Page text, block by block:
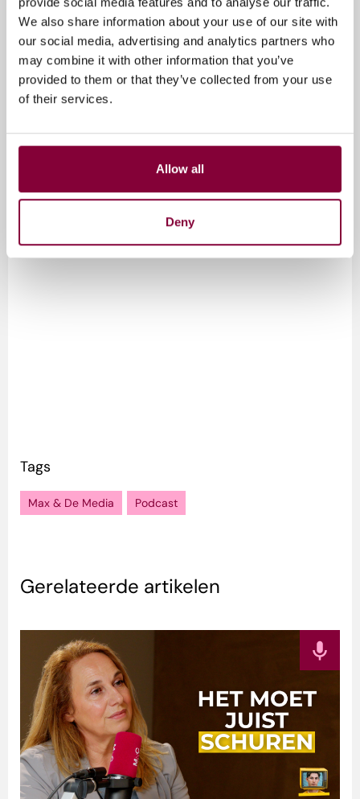
We also share information about your use of our site with
our social media, advertising and analytics partners who
may combine it with other information that you’ve
provided to them or that they’ve collected from your use
of their services.
Allow all
Deny
Tags
Max & De Media Podcast
Gerelateerde artikelen